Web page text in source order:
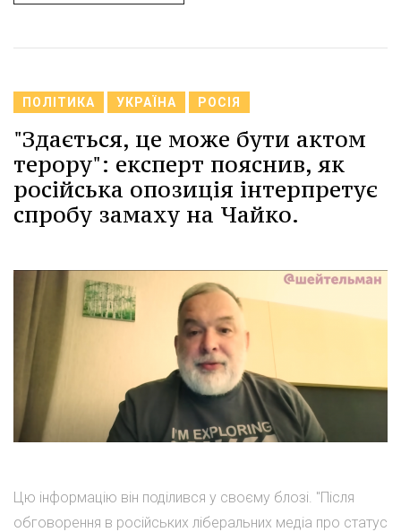
ПОЛІТИКА УКРАЇНА РОСІЯ
"Здається, це може бути актом
терору": експерт пояснив, як
російська опозиція інтерпретує
спробу замаху на Чайко.
Цю інформацію він поділився у своєму блозі. "Після
обговорення в російських ліберальних медіа про статус